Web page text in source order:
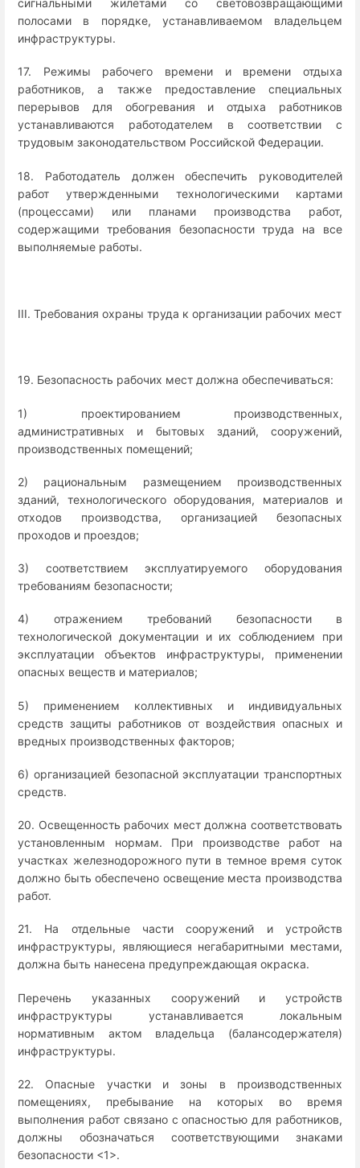
сигнальными жилетами со световозвращающими
полосами в порядке, устанавливаемом владельцем
инфраструктуры.
17. Режимы рабочего времени и времени отдыха
работников, а также предоставление специальных
перерывов для обогревания и отдыха работников
устанавливаются работодателем в соответствии с
трудовым законодательством Российской Федерации.
18. Работодатель должен обеспечить руководителей
работ утвержденными технологическими картами
(процессами) или планами производства работ,
содержащими требования безопасности труда на все
выполняемые работы.
III. Требования охраны труда к организации рабочих мест
19. Безопасность рабочих мест должна обеспечиваться:
1) проектированием производственных,
административных и бытовых зданий, сооружений,
производственных помещений;
2) рациональным размещением производственных
зданий, технологического оборудования, материалов и
отходов производства, организацией безопасных
проходов и проездов;
3) соответствием эксплуатируемого оборудования
требованиям безопасности;
4) отражением требований безопасности в
технологической документации и их соблюдением при
эксплуатации объектов инфраструктуры, применении
опасных веществ и материалов;
5) применением коллективных и индивидуальных
средств защиты работников от воздействия опасных и
вредных производственных факторов;
6) организацией безопасной эксплуатации транспортных
средств.
20. Освещенность рабочих мест должна соответствовать
установленным нормам. При производстве работ на
участках железнодорожного пути в темное время суток
должно быть обеспечено освещение места производства
работ.
21. На отдельные части сооружений и устройств
инфраструктуры, являющиеся негабаритными местами,
должна быть нанесена предупреждающая окраска.
Перечень указанных сооружений и устройств
инфраструктуры устанавливается локальным
нормативным актом владельца (балансодержателя)
инфраструктуры.
22. Опасные участки и зоны в производственных
помещениях, пребывание на которых во время
выполнения работ связано с опасностью для работников,
должны обозначаться соответствующими знаками
безопасности <1>.